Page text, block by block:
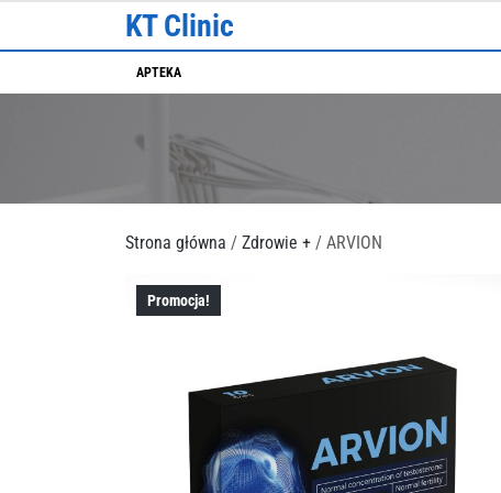
KT Clinic
APTEKA
Strona główna / Zdrowie + / ARVION
Promocja!